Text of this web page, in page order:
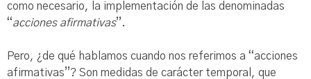
como necesario, la implementación de las denominadas
“acciones afirmativas”.
Pero, ¿de qué hablamos cuando nos referimos a “acciones
afirmativas”? Son medidas de carácter temporal, que